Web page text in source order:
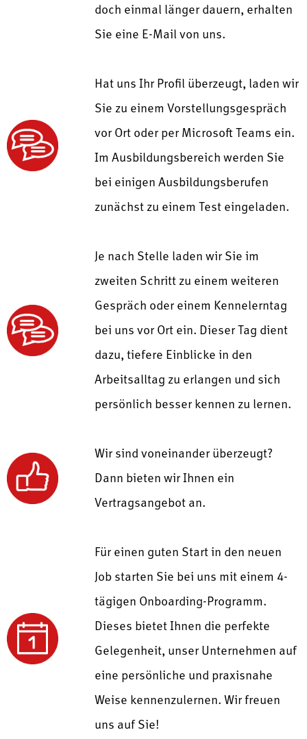
doch einmal länger dauern, erhalten
Sie eine E-Mail von uns.
Hat uns Ihr Profil überzeugt, laden wir
Sie zu einem Vorstellungsgespräch
vor Ort oder per Microsoft Teams ein.
Im Ausbildungsbereich werden Sie
bei einigen Ausbildungsberufen
zunächst zu einem Test eingeladen.
Je nach Stelle laden wir Sie im
zweiten Schritt zu einem weiteren
Gespräch oder einem Kennelerntag
bei uns vor Ort ein. Dieser Tag dient
dazu, tiefere Einblicke in den
Arbeitsalltag zu erlangen und sich
persönlich besser kennen zu lernen.
Wir sind voneinander überzeugt?
Dann bieten wir Ihnen ein
Vertragsangebot an.
Für einen guten Start in den neuen
Job starten Sie bei uns mit einem 4-
tägigen Onboarding-Programm.
Dieses bietet Ihnen die perfekte
Gelegenheit, unser Unternehmen auf
eine persönliche und praxisnahe
Weise kennenzulernen.Wir freuen
uns auf Sie!